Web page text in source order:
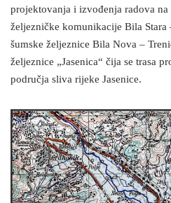
projektovanja i izvođenja radova
željezničke komunikacije Bila
šumske željeznice Bila Nova –
željeznice „Jasenica“ čija se trasa
područja sliva rijeke Jasenice.